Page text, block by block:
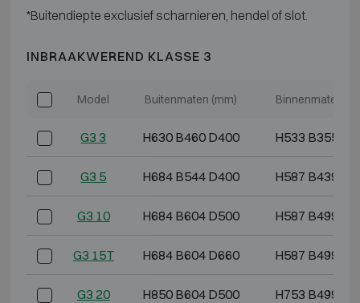
*Buitendiepte exclusief scharnieren, hendel of slot.
INBRAAKWEREND KLASSE 3
Model Buitenmaten (mm) Binnenmaten
G3 3 H630 B460 D400 H533 B355
G3 5 H684 B544 D400 H587 B439
G3 10 H684 B604 D500 H587 B499
G3 15T H684 B604 D660 H587 B499
G3 20 H850 B604 D500 H753 B499